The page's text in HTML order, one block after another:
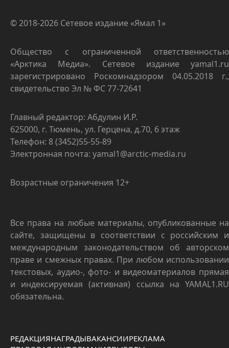
© 2018-2026 Сетевое издание «Ямал 1»
Общество с ограниченной ответственностью
«Арктика Медиа». Сетевое издание yamal1.ru
зарегистрировано Роскомнадзором 04.05.2018 г.,
свидетельство Эл № ФС 77-72641
Главный редактор: Абдулин И.Р.
625000, г. Тюмень, ул. Герцена, д.70, 6 этаж
Телефон: 8 (3452)55-55-89
Электронная почта: yamal1@arctic-media.ru
Возрастные ограничения 12+
Все права на любые материалы, опубликованные на
сайте, защищены в соответствии с российским и
международным законодательством об авторском
праве и смежных правах. При любом использовании
текстовых, аудио-, фото- и видеоматериалов прямая
и индексируемая (активная) ссылка на YAMAL1.RU
обязательна.
РЕДАКЦИЯНАГРАДЫВАКАНСИИРЕКЛАМА